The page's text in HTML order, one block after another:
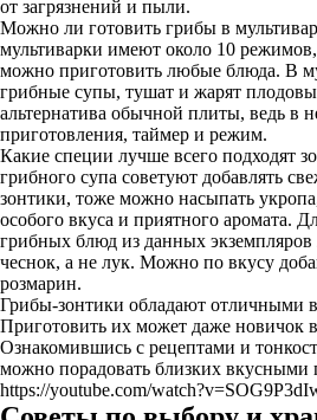
от загрязнений и пыли.
Можно ли готовить грибы в
мультиварки имеют около 10
можно приготовить любые блюда. В
грибные супы, тушат и жарят
альтернатива обычной плиты, ведь в
приготовления, таймер и режим.
Какие специи лучше всего подходят
грибного супа советуют добавлять
зонтики, тоже можно насыпать
особого вкуса и приятного аромата.
грибных блюд из данных экземпляров
чеснок, а не лук. Можно по вкусу
розмарин.
Грибы-зонтики обладают отличными
Приготовить их может даже новичок
Ознакомившись с рецептами и
можно порадовать близких
https://youtube.com/